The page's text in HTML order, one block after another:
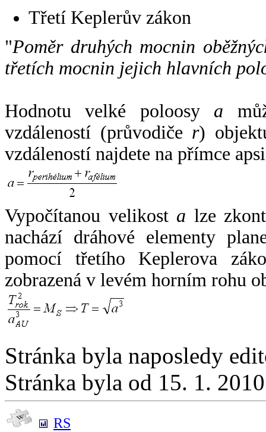
Třetí Keplerův zákon
"Poměr druhých mocnin
třetích mocnin jejich hlavních
Hodnotu velké poloosy a
vzdáleností (průvodiče r)
vzdáleností najdete na přímce
Vypočítanou velikost a lze
nachází dráhové elementy
pomocí třetího Keplerova
zobrazená v levém horním rohu
Stránka byla naposledy
Stránka byla od 15. 1.
RS